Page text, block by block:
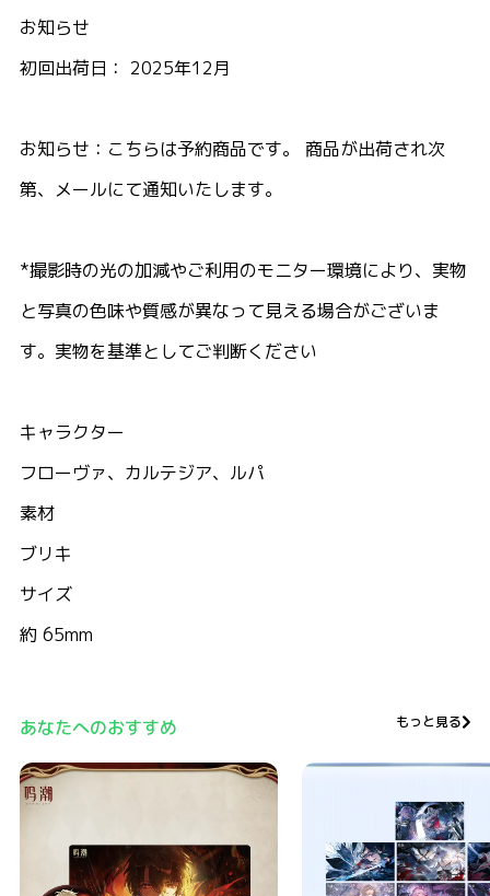
お知らせ
初回出荷日： 2025年12月
お知らせ：こちらは予約商品です。 商品が出荷され次
第、メールにて通知いたします。
*撮影時の光の加減やご利用のモニター環境により、実物
と写真の色味や質感が異なって見える場合がございま
す。実物を基準としてご判断ください
キャラクター
フローヴァ、カルテジア、ルパ
素材
ブリキ
サイズ
約 65mm
あなたへのおすすめ もっと見る